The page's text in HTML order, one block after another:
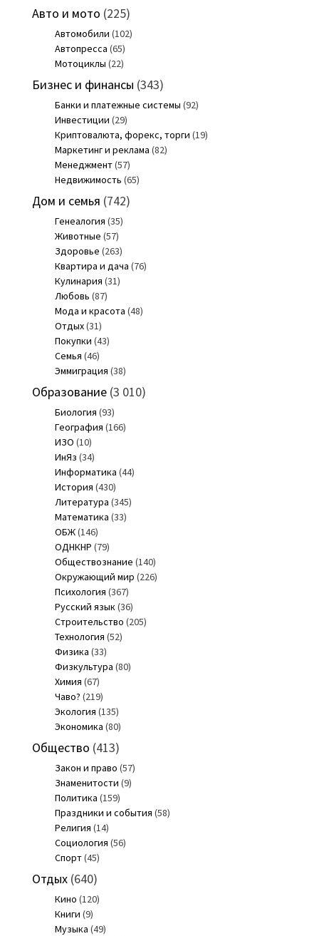
Авто и мото (225)
Автомобили (102)
Автопресса (65)
Мотоциклы (22)
Бизнес и финансы (343)
Банки и платежные системы (92)
Инвестиции (29)
Криптовалюта, форекс, торги (19)
Маркетинг и реклама (82)
Менеджмент(57)
Недвижимость (65)
Дом и семья (742)
Генеалогия (35)
Животные (57)
Здоровье (263)
Квартира и дача (76)
Кулинария (31)
Любовь (87)
Мода и красота (48)
Отдых(31)
Покупки (43)
Семья (46)
Эммиграция (38)
Образование(3 010)
Биология (93)
География (166)
ИЗО (10)
ИнЯз (34)
Информатика (44)
История (430)
Литература (345)
Математика (33)
ОБЖ(146)
ОДНКНР (79)
Обществознание (140)
Окружающий мир (226)
Психология (367)
Русский язык(36)
Строительство (205)
Технология (52)
Физика (33)
Физкультура (80)
Химия (67)
Чаво? (219)
Экология (135)
Экономика (80)
Общество (413)
Закон и право (57)
Знаменитости (9)
Политика (159)
Праздники и события (58)
Религия (14)
Социология (56)
Спорт(45)
Отдых(640)
Кино (120)
Книги (9)
Музыка (49)